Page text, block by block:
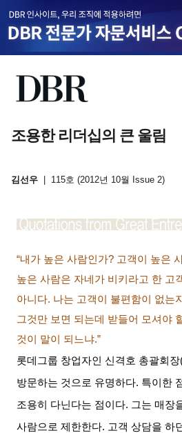
조용한 리더십의 큰 울림
김선우 115호 (2012년 10월 Issue 2)
“내가 높은 사람인가? 고객이 높은
높은 사람은 자네가 비키라고 한 고
아니다. 나는 고객이 불편함이 없는
그것만 보면 되는데 받들어 모셔야
것이 말이 되느냐.”
롯데그룹 창업자인 신격호 총괄회장
방문하는 것으로 유명하다. 특이한
조용히 다닌다는 점이다. 그는 매장
사람으로 제한한다. 고객 상담을 하